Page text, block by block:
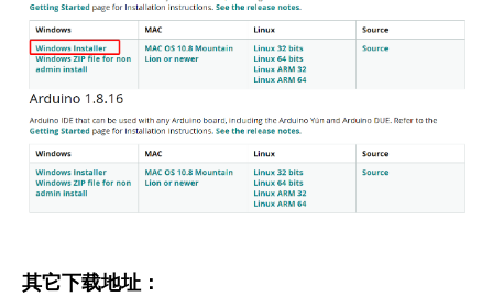
其它下载地址：